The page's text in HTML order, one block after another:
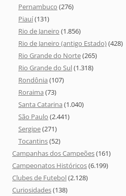
Pernambuco (276)
Piauí(131)
Rio de Janeiro (1.856)
Rio de Janeiro (antigo Estado)(428)
Rio Grande do Norte(265)
Rio Grande do Sul(1.318)
Rondônia (107)
Roraima (73)
Santa Catarina (1.040)
São Paulo (2.441)
Sergipe(271)
Tocantins(52)
Campanhas dos Campeões(161)
Campeonatos Históricos(6.199)
Clubes de Futebol(2.128)
Curiosidades(138)